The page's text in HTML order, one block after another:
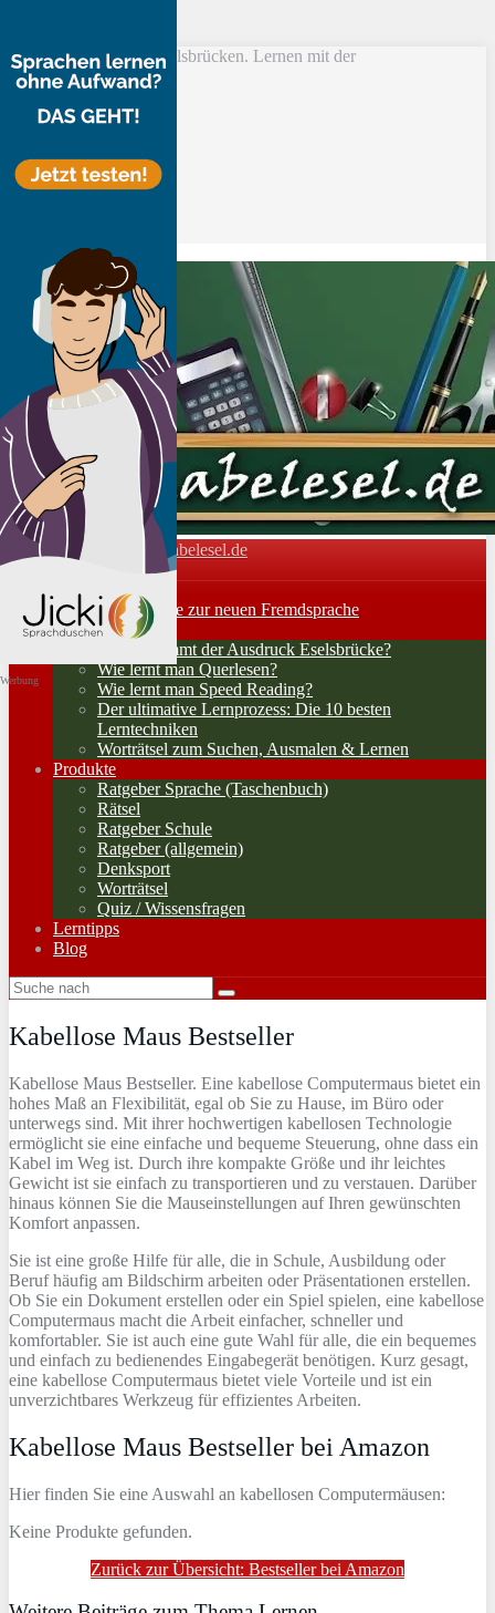
Vokabel Lernen mit Eselsbrücken. Lernen mit der
Schlüsselwortmethode
Bestseller
T-Shirts
Blog
Toggle navigation Vokabelesel.de
Home
Lernerfolge: Wege zur neuen Fremdsprache
Lernstrategien
Woher kommt der Ausdruck Eselsbrücke?
Wie lernt man Querlesen?
Wie lernt man Speed Reading?
Der ultimative Lernprozess: Die 10 besten
Lerntechniken
Worträtsel zum Suchen, Ausmalen & Lernen
Produkte
Ratgeber Sprache (Taschenbuch)
Rätsel
Ratgeber Schule
Ratgeber (allgemein)
Denksport
Worträtsel
Quiz / Wissensfragen
Lerntipps
Blog
Kabellose Maus Bestseller
Kabellose Maus Bestseller. Eine kabellose Computermaus bietet ein
hohes Maß an Flexibilität, egal ob Sie zu Hause, im Büro oder
unterwegs sind. Mit ihrerhochwertigen kabellosen Technologie
ermöglicht sie eine einfache und bequeme Steuerung, ohne dass ein
Kabel im Weg ist. Durch ihre kompakte Größe und ihrleichtes
Gewicht ist sie einfach zu transportieren und zu verstauen. Darüber
hinaus können Sie die Mauseinstellungen aufIhren gewünschten
Komfort anpassen.
Sie ist eine große Hilfe für alle, die in Schule, Ausbildung oder
Beruf häufig am Bildschirm arbeiten oder Präsentationen erstellen.
Ob Sie ein Dokument erstellen oder ein Spiel spielen, eine kabellose
Computermaus macht die Arbeit einfacher, schneller und
komfortabler. Sie ist auch eine gute Wahl für alle, die ein bequemes
und einfach zu bedienendes Eingabegerät benötigen. Kurz gesagt,
eine kabellose Computermaus bietet viele Vorteile und ist ein
unverzichtbares Werkzeug für effizientes Arbeiten.
Kabellose Maus Bestseller bei Amazon
Hier finden Sie eine Auswahl an kabellosen Computermäusen:
Keine Produkte gefunden.
Zurück zur Übersicht: Bestseller bei Amazon
Werbung